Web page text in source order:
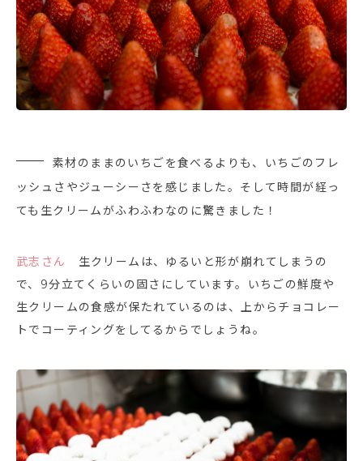
素材のままのいちごを食べるよりも、いちごのフレ
ッシュさやジューシーさを感じました。そして時間が経っ
ても生クリームがふわふわなのに驚きました！
武志さん
生クリームは、ゆるいと形が崩れてしまうの
で、9分立てくらいの固さにしています。いちごの鮮度や
生クリームの食感が保たれているのは、上からチョコレー
トでコーティングをしてるからでしょうね。